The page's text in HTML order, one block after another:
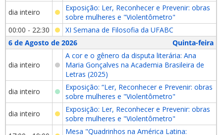
dia inteiro
Exposição: Ler, Reconhecer e Prevenir: obras
sobre mulheres e "Violentômetro"
00:00 - 22:30
XI Semana de Filosofia da UFABC
6 de Agosto de 2026
Quinta-feira
dia inteiro
A cor e o gênero da disputa literária: Ana
Maria Gonçalves na Academia Brasileira de
Letras (2025)
dia inteiro
Exposição: “Ler, Reconhecer e Prevenir: obras
sobre mulheres e "Violentômetro"
dia inteiro
Exposição: Ler, Reconhecer e Prevenir: obras
sobre mulheres e "Violentômetro"
Mesa "Quadrinhos na América Latina: